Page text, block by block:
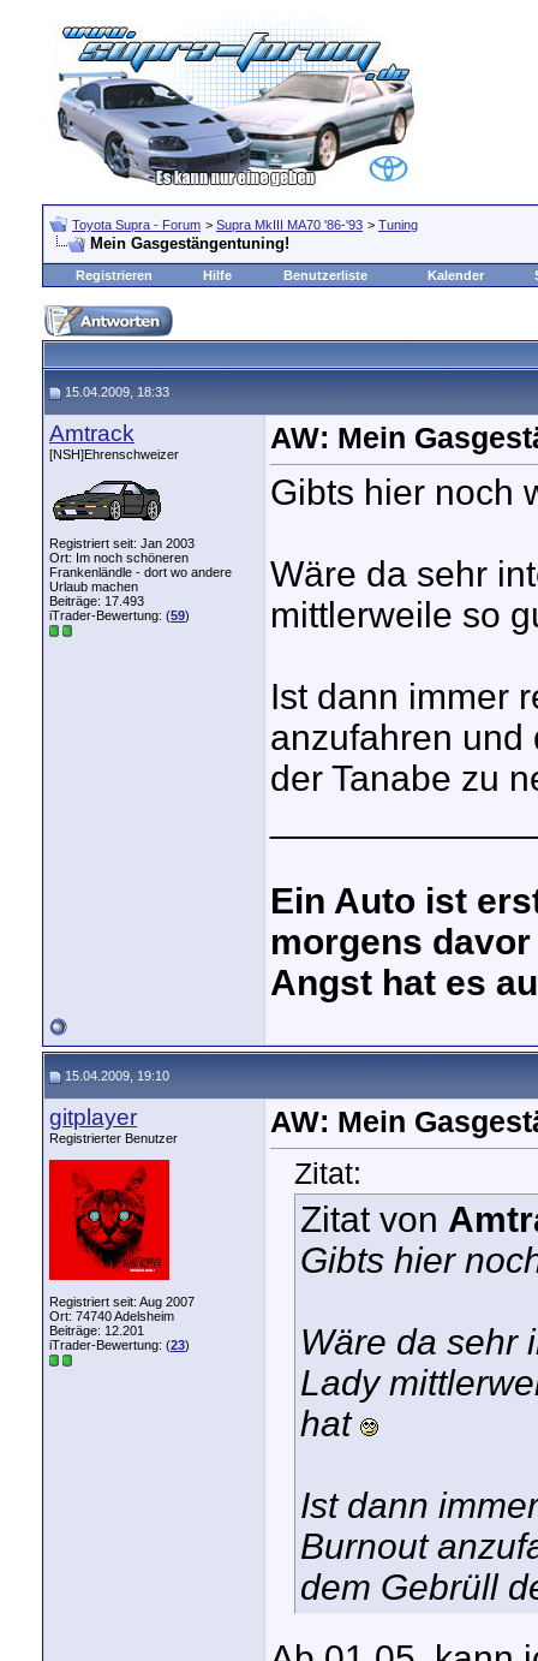
Toyota Supra - Forum > Supra MkIII MA70 '86-'93 > Tuning
Mein Gasgestängentuning!
Registrieren Hilfe Benutzerliste Kalender
15.04.2009, 18:33
Amtrack
[NSH]Ehrenschweizer
Registriert seit: Jan 2003
Ort: Im noch schöneren
Frankenländle - dort wo andere
Urlaub machen
Beiträge: 17.493
iTrader-Bewertung: (59)
AW: Mein
Gibts hier noch
Wäre da sehr
mittlerweile so
Ist dann immer
anzufahren und
der Tanabe zu
Ein Auto ist
morgens
Angst hat es
15.04.2009, 19:10
gitplayer
Registrierter Benutzer
Registriert seit: Aug 2007
Ort: 74740 Adelsheim
Beiträge: 12.201
iTrader-Bewertung: (23)
AW: Mein
Zitat:
Zitat von
Gibts hier
Wäre da sehr
Lady
hat
Ist dann
Burnout
dem Gebrüll